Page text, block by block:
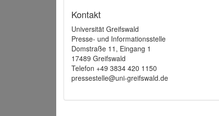
Kontakt
Universität Greifswald
Presse- und Informationsstelle
Domstraße 11, Eingang 1
17489 Greifswald
Telefon +49 3834 420 1150
pressestelle@uni-greifswald.de